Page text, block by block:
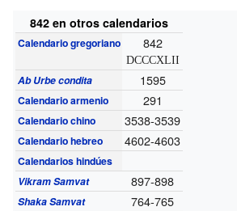
842 en otros calendarios
Calendario gregoriano 842
DCCCXLII
Ab Urbe condita 1595
Calendario armenio 291
Calendario chino 3538-3539
Calendario hebreo 4602-4603
Calendarios hindúes
Vikram Samvat
897-898
Shaka Samvat 764-765